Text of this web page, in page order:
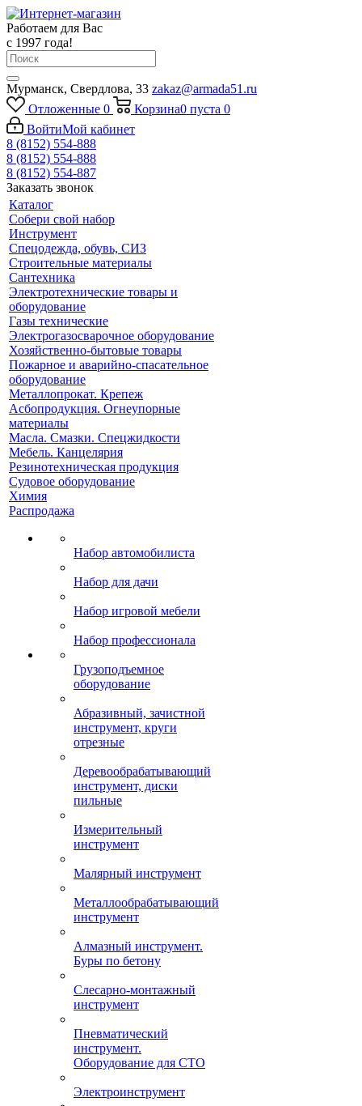
Работаем для Вас
с 1997 года!
Мурманск, Свердлова, 33 zakaz@armada51.ru
Отложенные 0 Корзина0 пуста 0
ВойтиМой кабинет
8 (8152) 554-888
8 (8152) 554-888
8 (8152) 554-887
Заказать звонок
Каталог
Собери свой набор
Инструмент
Спецодежда, обувь, СИЗ
Строительные материалы
Сантехника
Электротехнические товары и
оборудование
Газы технические
Электрогазосварочное оборудование
Хозяйственно-бытовые товары
Пожарное и аварийно-спасательное
оборудование
Металлопрокат. Крепеж
Асбопродукция. Огнеупорные
материалы
Масла. Смазки. Спецжидкости
Мебель. Канцелярия
Резинотехническая продукция
Судовое оборудование
Химия
Распродажа
Набор автомобилиста
Набор для дачи
Набор игровой мебели
Набор профессионала
Грузоподъемное
оборудование
Абразивный, зачистной
инструмент, круги
отрезные
Деревообрабатывающий
инструмент, диски
пильные
Измерительный
инструмент
Малярный инструмент
Металлообрабатывающий
инструмент
Алмазный инструмент.
Буры по бетону
Слесарно-монтажный
инструмент
Пневматический
инструмент.
Оборудование для СТО
Электроинструмент